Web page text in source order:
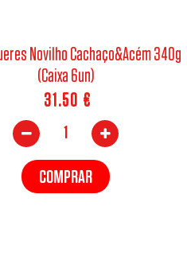
Novilho Cachaço&Acém 340g
(Caixa 6un)
31.50 €
COMPRAR